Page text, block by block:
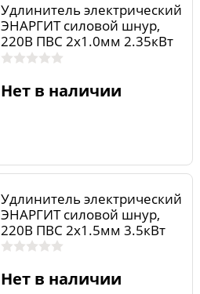
Удлинитель электрический
ЭНАРГИТ силовой шнур,
220В ПВС 2х1.0мм 2.35кВт
20м 1роз. ip44 10А ПВС210-
Нет в наличии
Удлинитель электрический
ЭНАРГИТ силовой шнур,
220В ПВС 2х1.5мм 3.5кВт
10м 1роз. ip44 16А ПВС215-
Нет в наличии